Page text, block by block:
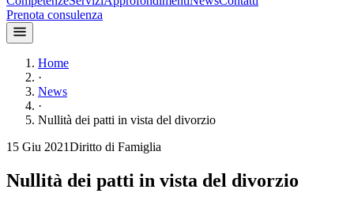
Prenota consulenza
Home
·
News
·
Nullità dei patti in vista del divorzio
15 Giu 2021Diritto di Famiglia
Nullità dei patti in vista del divorzio